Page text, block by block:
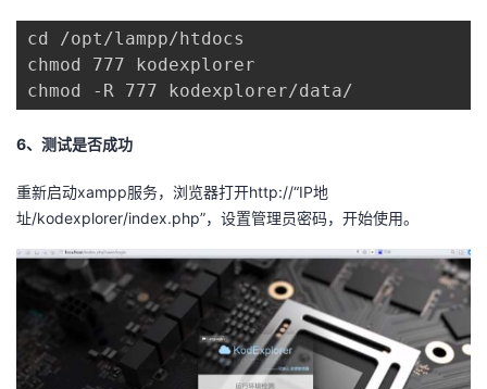
cd /opt/lampp/htdocs
chmod 777 kodexplorer
chmod -R 777 kodexplorer/data/
6、测试是否成功
重新启动xampp服务，浏览器打开http://“IP地
址/kodexplorer/index.php”，设置管理员密码，开始使用。